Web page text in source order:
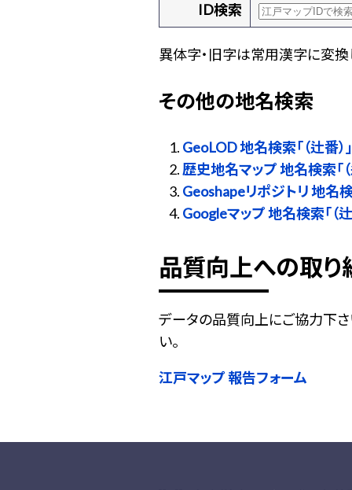
ID検索
異体字・旧字は常用漢字に変
その他の地名検索
GeoLOD 地名検索「（辻番）」
歴史地名マップ 地名検索「（
Geoshapeリポジトリ 地名検
Googleマップ 地名検索「（辻
品質向上への取り
データの品質向上にご協力下
い。
江戸マップ 報告フォーム